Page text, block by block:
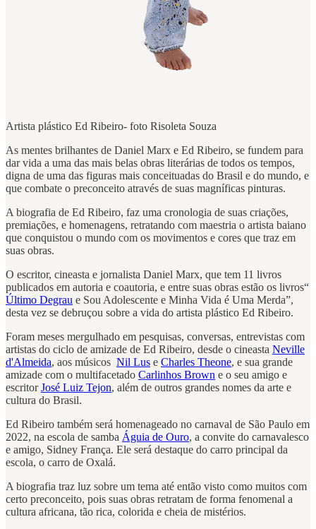
Artista plástico Ed Ribeiro- foto Risoleta Souza
As mentes brilhantes de Daniel Marx e Ed Ribeiro, se fundem para
dar vida a uma das mais belas obras literárias de todos os tempos,
digna de uma das figuras mais conceituadas do Brasil e do mundo, e
que combate o preconceito através de suas magníficas pinturas.
A biografia de Ed Ribeiro, faz uma cronologia de suas criações,
premiações, e homenagens, retratando com maestria o artista baiano
que conquistou o mundo com os movimentos e cores que traz em
suas obras.
O escritor, cineasta e jornalista Daniel Marx, que tem 11 livros
publicados em autoria e coautoria, e entre suas obras estão os livros“
Último Degrau e Sou Adolescente e Minha Vida é Uma Merda”,
desta vez se debruçou sobre a vida do artista plástico Ed Ribeiro.
Foram meses mergulhado em pesquisas, conversas, entrevistas com
artistas do ciclo de amizade de Ed Ribeiro, desde o cineasta Neville
d'Almeida, aos músicos Nil Lus e Charles Theone, e sua grande
amizade com o multifacetado Carlinhos Brown e o seu amigo e
escritorJosé Luiz Tejon, além de outros grandes nomes da arte e
cultura do Brasil.
Ed Ribeiro também será homenageado no carnaval de São Paulo em
2022, na escola de samba Águia de Ouro, a convite do carnavalesco
e amigo, Sidney França. Ele será destaque do carro principal da
escola, o carro de Oxalá.
A biografia traz luz sobre um tema até então visto como muitos com
certo preconceito, pois suas obras retratam de forma fenomenal a
cultura africana, tão rica, colorida e cheia de mistérios.